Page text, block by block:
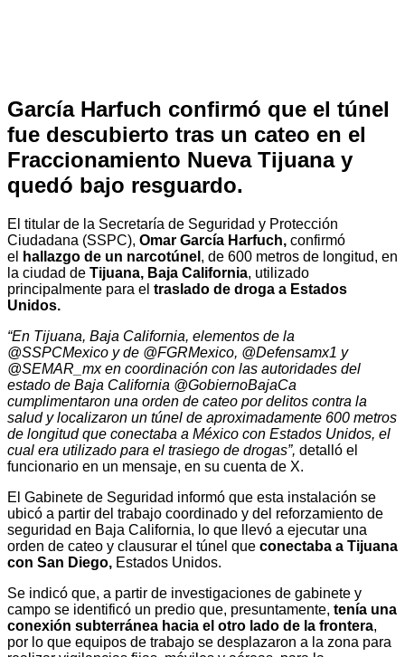
García Harfuch confirmó que el túnel
fue descubierto tras un cateo en el
Fraccionamiento Nueva Tijuana y
quedó bajo resguardo.
El titular de la Secretaría de Seguridad y Protección
Ciudadana (SSPC), Omar García Harfuch, confirmó
el
hallazgo de un narcotúnel , de 600 metros de longitud, en
la ciudad de Tijuana, Baja California, utilizado
principalmente para el traslado de droga a Estados
Unidos.
“En Tijuana, Baja California, elementos de la
@SSPCMexico y de @FGRMexico, @Defensamx1 y
@SEMAR_mx en coordinación con las autoridades del
estado de Baja California @GobiernoBajaCa
cumplimentaron una orden de cateo por delitos contra la
salud y localizaron un túnel de aproximadamente 600 metros
de longitud que conectaba a México con Estados Unidos, el
cual era utilizado para el trasiego de drogas”, detalló el
funcionario en un mensaje, en su cuenta de X.
El Gabinete de Seguridad informó que esta instalación se
ubicó a partir del trabajo coordinado y del reforzamiento de
seguridad en Baja California, lo que llevó a ejecutar una
orden de cateo y clausurar el túnel que conectaba a Tijuana
con San Diego, Estados Unidos.
Se indicó que, a partir de investigaciones de gabinete y
campo se identificó un predio que, presuntamente, tenía una
conexión subterránea hacia el otro lado de la frontera,
por lo que equipos de trabajo se desplazaron a la zona para